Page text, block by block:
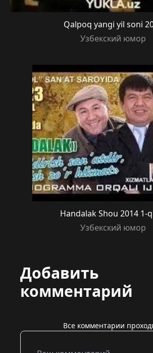
Qalpoq yangi yil soni
Узбекский юмор
Handalak Shou 2014 1-
Узбекский юмор
Добавить
комментарий
Все комментарии